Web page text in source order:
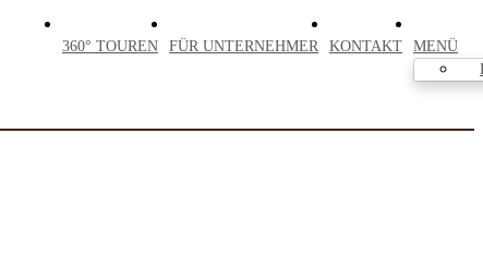
360° TOUREN FÜR UNTERNEHMER KONTAKT
MENÜ